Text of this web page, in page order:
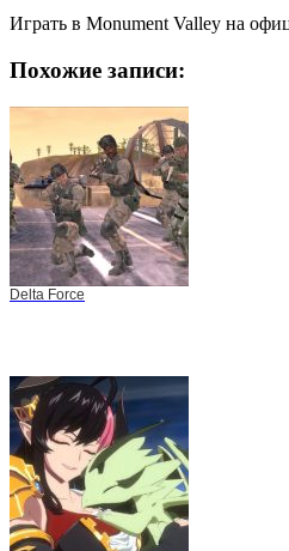
Играть в Monument Valley на
Похожие записи:
Delta Force